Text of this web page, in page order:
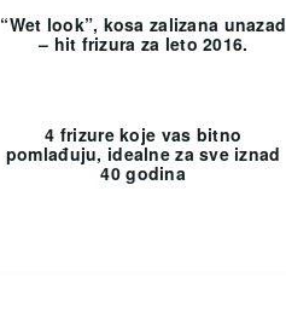
“Wet look”, kosa zalizana unazad
– hit frizura za leto 2016.
4 frizure koje vas bitno
pomlađuju, idealne za sve iznad
40 godina